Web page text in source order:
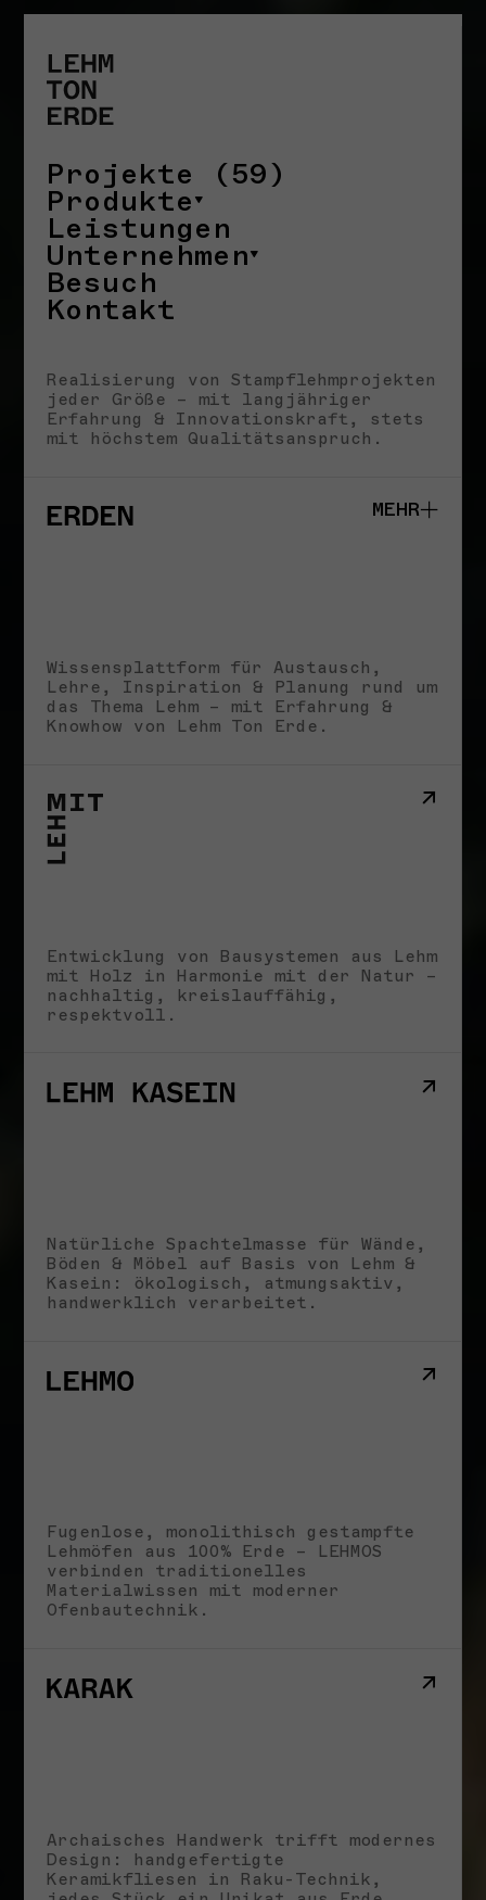
25. JUNI 2026
VORTRÄGE & VERANSTALTUNGEN
Earth Futures: From Craft
Traditions to Technological
Innovations I 30.06.2026
20. JUNI 2026
Alle Neuigkeiten
Projekte (59)
Produkte
Leistungen
Unternehmen
Besuch
Kontakt
Realisierung von Stampflehmprojekten
jeder Größe – mit langjähriger
Erfahrung & Innovationskraft, stets
mit höchstem Qualitätsanspruch.
MEHR
Impact
Storys
Impressum
Wissensplattform für Austausch,
Lehre, Inspiration & Planung rund um
das Thema Lehm – mit Erfahrung &
Knowhow von Lehm Ton Erde.
Entwicklung von Bausystemen aus Lehm
mit Holz in Harmonie mit der Natur –
nachhaltig, kreislauffähig,
respektvoll.
Natürliche Spachtelmasse für Wände,
Böden & Möbel auf Basis von Lehm &
Kasein: ökologisch, atmungsaktiv,
handwerklich verarbeitet.
Fugenlose, monolithisch gestampfte
Lehmöfen aus 100% Erde – LEHMOS
verbinden traditionelles
Materialwissen mit moderner
Ofenbautechnik.
Archaisches Handwerk trifft modernes
Design: handgefertigte
Keramikfliesen in Raku-Technik,